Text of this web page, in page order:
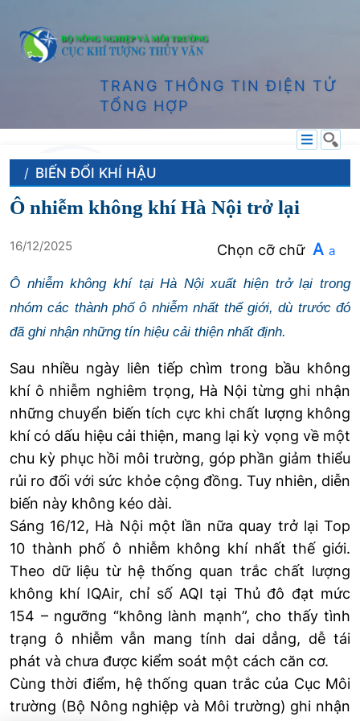
TRANG THÔNG TIN ĐIỆN TỬ
TỔNG HỢP
BIẾN ĐỔI KHÍ HẬU
Ô nhiễm không khí Hà Nội trở lại
16/12/2025 Chọn cỡ chữ A a
Ô nhiễm không khí tại Hà Nội xuất hiện trở lại trong
nhóm các thành phố ô nhiễm nhất thế giới, dù trước đó
đã ghi nhận những tín hiệu cải thiện nhất định.
Sau nhiều ngày liên tiếp chìm trong bầu không
khí ô nhiễm nghiêm trọng, Hà Nội từng ghi nhận
những chuyển biến tích cực khi chất lượng không
khí có dấu hiệu cải thiện, mang lại kỳ vọng về một
chu kỳ phục hồi môi trường, góp phần giảm thiểu
rủi ro đối với sức khỏe cộng đồng. Tuy nhiên, diễn
biến này không kéo dài.
Sáng 16/12, Hà Nộimột lần nữa quay trở lại Top
10 thành phố ô nhiễm không khí nhất thế giới.
Theo dữ liệu từ hệ thống quan trắc chất lượng
không khí IQAir, chỉ số AQI tại Thủ đô đạt mức
154 – ngưỡng “không lành mạnh”, cho thấy tình
trạng ô nhiễm vẫn mang tính dai dẳng, dễ tái
phát và chưa được kiểm soát một cách căn cơ.
Cùng thời điểm, hệ thống quan trắc của Cục Môi
trường (Bộ Nông nghiệp và Môi trường) ghi nhận